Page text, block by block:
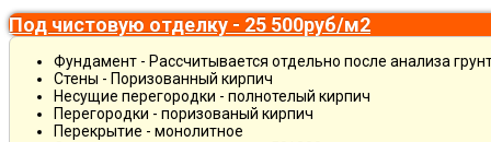
Под чистовую отделку - 25 500руб/м2
Фундамент - Рассчитывается отдельно после анализа
Стены - Поризованный кирпич
Несущие перегородки - полнотелый кирпич
Перегородки - поризованый кирпич
Перекрытие - монолитное